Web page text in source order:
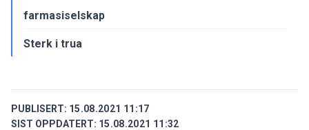
farmasiselskap
Sterk i trua
PUBLISERT: 15.08.2021 11:17
SIST OPPDATERT: 15.08.2021 11:32